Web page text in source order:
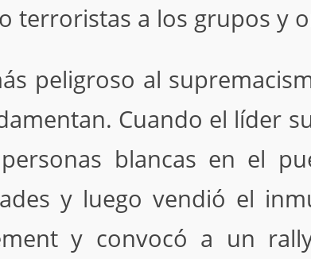
terroristas a los grupos y
peligroso al
Cuando el líder
blancas en el
y luego vendió el
y convocó a un